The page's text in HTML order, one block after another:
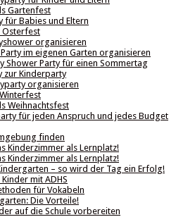
Gartenfest
für Babies und Eltern
Osterfest
organisieren
im eigenen Garten organisieren
Shower Party für einen Sommertag
zur Kinderparty
organisieren
Weihnachtsfest
für jeden Anspruch und jedes Budget
finden
Kinderzimmer als Lernplatz!
Kinderzimmer als Lernplatz!
– so wird der Tag ein Erfolg!
mit ADHS
für Vokabeln
Die Vorteile!
auf die Schule vorbereiten